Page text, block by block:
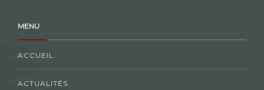
MENU
ACCUEIL
ACTUALITÉS